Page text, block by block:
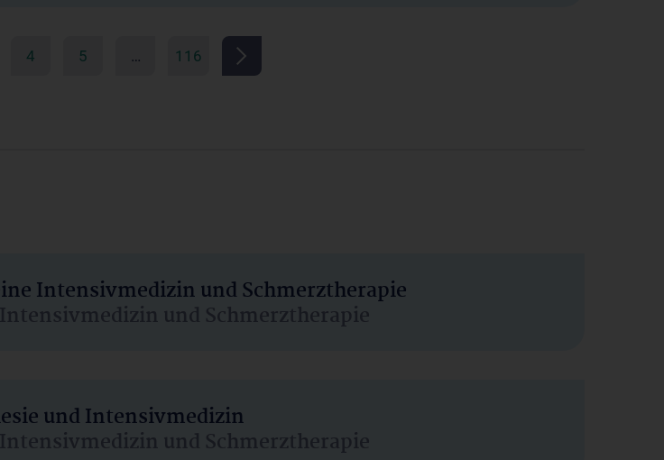
4 5 … 116
Intensivmedizin und Schmerztherapie
und Schmerztherapie
und Intensivmedizin
und Schmerztherapie